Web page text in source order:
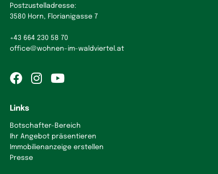
Postzustelladresse:
3580 Horn, Florianigasse 7
+43 664 230 58 70
office@wohnen-im-waldviertel.at
Links
Botschafter-Bereich
Ihr Angebot präsentieren
Immobilienanzeige erstellen
Presse